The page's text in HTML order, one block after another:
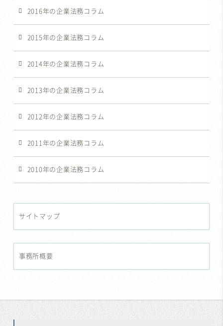
2016年の企業法務コラム
2015年の企業法務コラム
2014年の企業法務コラム
2013年の企業法務コラム
2012年の企業法務コラム
2011年の企業法務コラム
2010年の企業法務コラム
サイトマップ
事務所概要